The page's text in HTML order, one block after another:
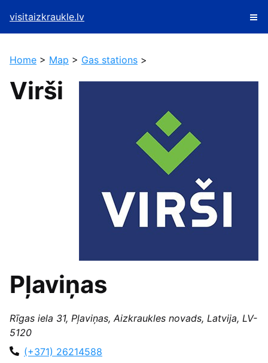
visitaizkraukle.lv
Home > Map > Gas stations >
Virši
Pļaviņas
Rīgas iela 31, Pļaviņas, Aizkraukles novads, Latvija, LV-
5120
(+371) 26214588